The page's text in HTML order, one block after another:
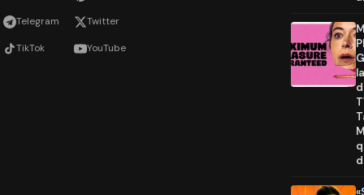
Telegram Twitter
TikTok YouTube